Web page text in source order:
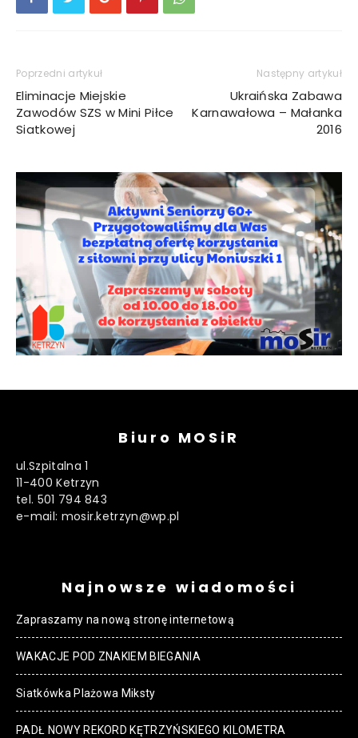
Poprzedni artykuł
Eliminacje Miejskie
Zawodów SZS w Mini Piłce
Siatkowej
Następny artykuł
Ukraińska Zabawa
Karnawałowa – Małanka
2016
Biuro MOSiR
ul.Szpitalna 1
11-400 Ketrzyn
tel. 501 794 843
e-mail: mosir.ketrzyn@wp.pl
Najnowsze wiadomości
Zapraszamy na nową stronę internetową
WAKACJE POD ZNAKIEM BIEGANIA
Siatkówka Plażowa Miksty
PADŁ NOWY REKORD KĘTRZYŃSKIEGO KILOMETRA